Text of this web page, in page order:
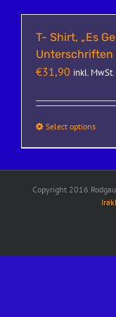
T- Shirt, „Es
Unterschriften
€31,90 inkl. MwSt.
Select options
Copyright 2016